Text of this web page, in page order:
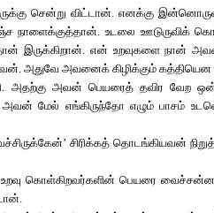
சென்று விட்டான். எனக்கு
நாளைக்குத்தான். உடலை ஊடுருவிக்
என் உறவுகளை நான்
அதுவே அவனைக் கிழிக்கும் கத்தியென
அதற்கு அவன் பெயரைத் தவிர
எங்கிருந்தோ எழும் பாசம்
சிரிக்கத் தொடங்கியவன்
கொள்கிறவர்களின் பெயரை வைச்சன்னா,